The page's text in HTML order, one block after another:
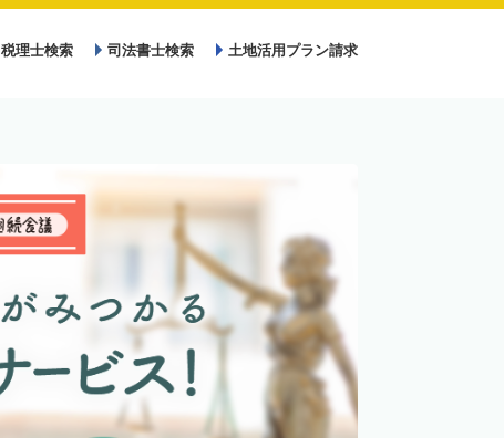
税理士検索 司法書士検索 土地活用プラン請求